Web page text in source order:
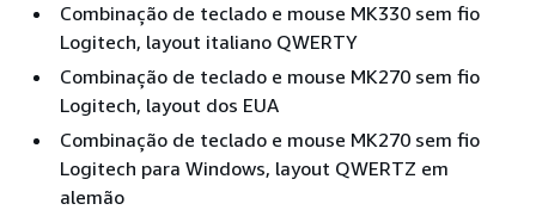
Combinação de teclado e mouse MK330 sem fio
Logitech, layout italiano QWERTY
Combinação de teclado e mouse MK270 sem fio
Logitech, layout dos EUA
Combinação de teclado e mouse MK270 sem fio
Logitech para Windows, layout QWERTZ em
alemão